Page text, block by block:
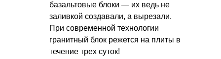
базальтовые блоки — их ведь не
заливкой создавали, а вырезали.
При современной технологии
гранитный блок режется на плиты в
течение трех суток!